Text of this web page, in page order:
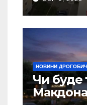
НОВИНИ
Чи буде